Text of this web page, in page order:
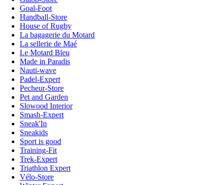
Goal-Foot
Handball-Store
House of Rugby
La bagagerie du Motard
La sellerie de Maé
Le Motard Bleu
Made in Paradis
Nauti-wave
Padel-Expert
Pecheur-Store
Pet and Garden
Slowood Interior
Smash-Expert
Sneak'In
Sneakids
Sport is good
Training-Fit
Trek-Expert
Triathlon Expert
Vélo-Store